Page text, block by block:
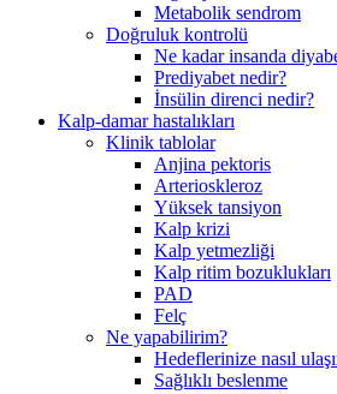
Metabolik sendrom
Doğruluk kontrolü
Ne kadar insanda
Prediyabet nedir?
İnsülin direnci nedir?
Kalp-damar hastalıkları
Klinik tablolar
Anjina pektoris
Arterioskleroz
Yüksek tansiyon
Kalp krizi
Kalp yetmezliği
Kalp ritim bozuklukları
PAD
Felç
Ne yapabilirim?
Hedeflerinize nasıl
Sağlıklı beslenme